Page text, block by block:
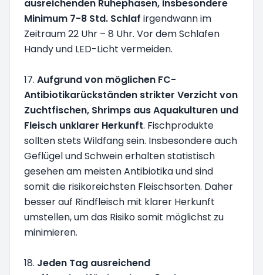
ausreichenden Ruhephasen, insbesondere
Minimum 7-8 Std. Schlaf irgendwann im
Zeitraum 22 Uhr – 8 Uhr. Vor dem Schlafen
Handy und LED-Licht vermeiden.
17. Aufgrund von möglichen FC-
Antibiotikarückständen strikter Verzicht von
Zuchtfischen, Shrimps aus Aquakulturen und
Fleisch unklarer Herkunft. Fischprodukte
sollten stets Wildfang sein. Insbesondere auch
Geflügel und Schwein erhalten statistisch
gesehen am meisten Antibiotika und sind
somit die risikoreichsten Fleischsorten. Daher
besser auf Rindfleisch mit klarer Herkunft
umstellen, um das Risiko somit möglichst zu
minimieren.
18. Jeden Tag ausreichend